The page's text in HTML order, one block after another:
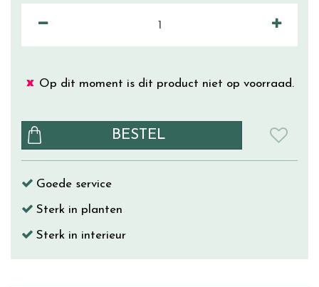
Op dit moment is dit product niet op voorraad.
Goede service
Sterk in planten
Sterk in interieur